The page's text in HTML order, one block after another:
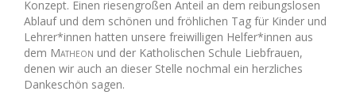
Konzept. Einen riesengroßen Anteil an dem reibungslosen
Ablauf und dem schönen und fröhlichen Tag für Kinder und
Lehrer*innen hatten unsere freiwilligen Helfer*innen aus
dem Matheon und der Katholischen Schule Liebfrauen,
denen wir auch an dieser Stelle nochmal ein herzliches
Dankeschön sagen.